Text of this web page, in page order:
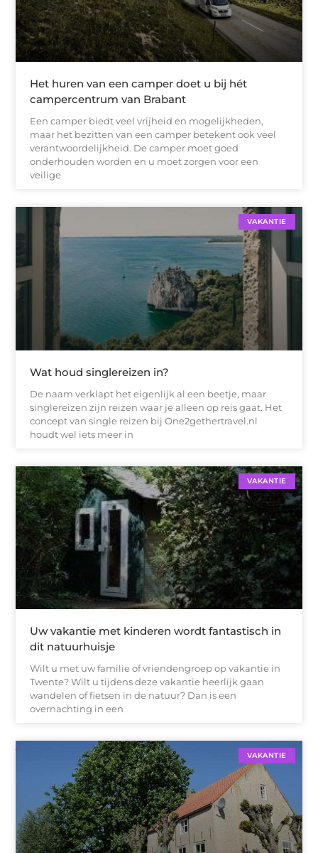
Het huren van een camper doet u bij hét
campercentrum van Brabant
Een camper biedt veel vrijheid en mogelijkheden,
maar het bezitten van een camper betekent ook veel
verantwoordelijkheid. De camper moet goed
onderhouden worden en u moet zorgen voor een
veilige
VAKANTIE
Wat houd singlereizen in?
De naam verklapt het eigenlijk al een beetje, maar
singlereizen zijn reizen waar je alleen op reis gaat. Het
concept van single reizen bij One2gethertravel.nl
houdt wel iets meer in
VAKANTIE
Uw vakantie met kinderen wordt fantastisch in
dit natuurhuisje
Wilt u met uw familie of vriendengroep op vakantie in
Twente? Wilt u tijdens deze vakantie heerlijk gaan
wandelen of fietsen in de natuur? Dan is een
overnachting in een
VAKANTIE